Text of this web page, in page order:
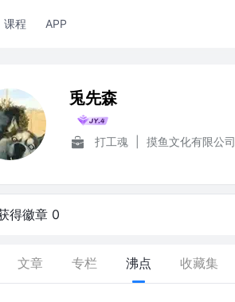
课程 APP
兎先森
打工魂 摸鱼文化有限公司
得徽章 0
文章 专栏 沸点 收藏集